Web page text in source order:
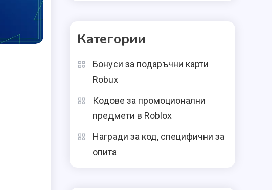
Категории
Бонуси за подаръчни карти
Robux
Кодове за промоционални
предмети в Roblox
Награди за код, специфични за
опита